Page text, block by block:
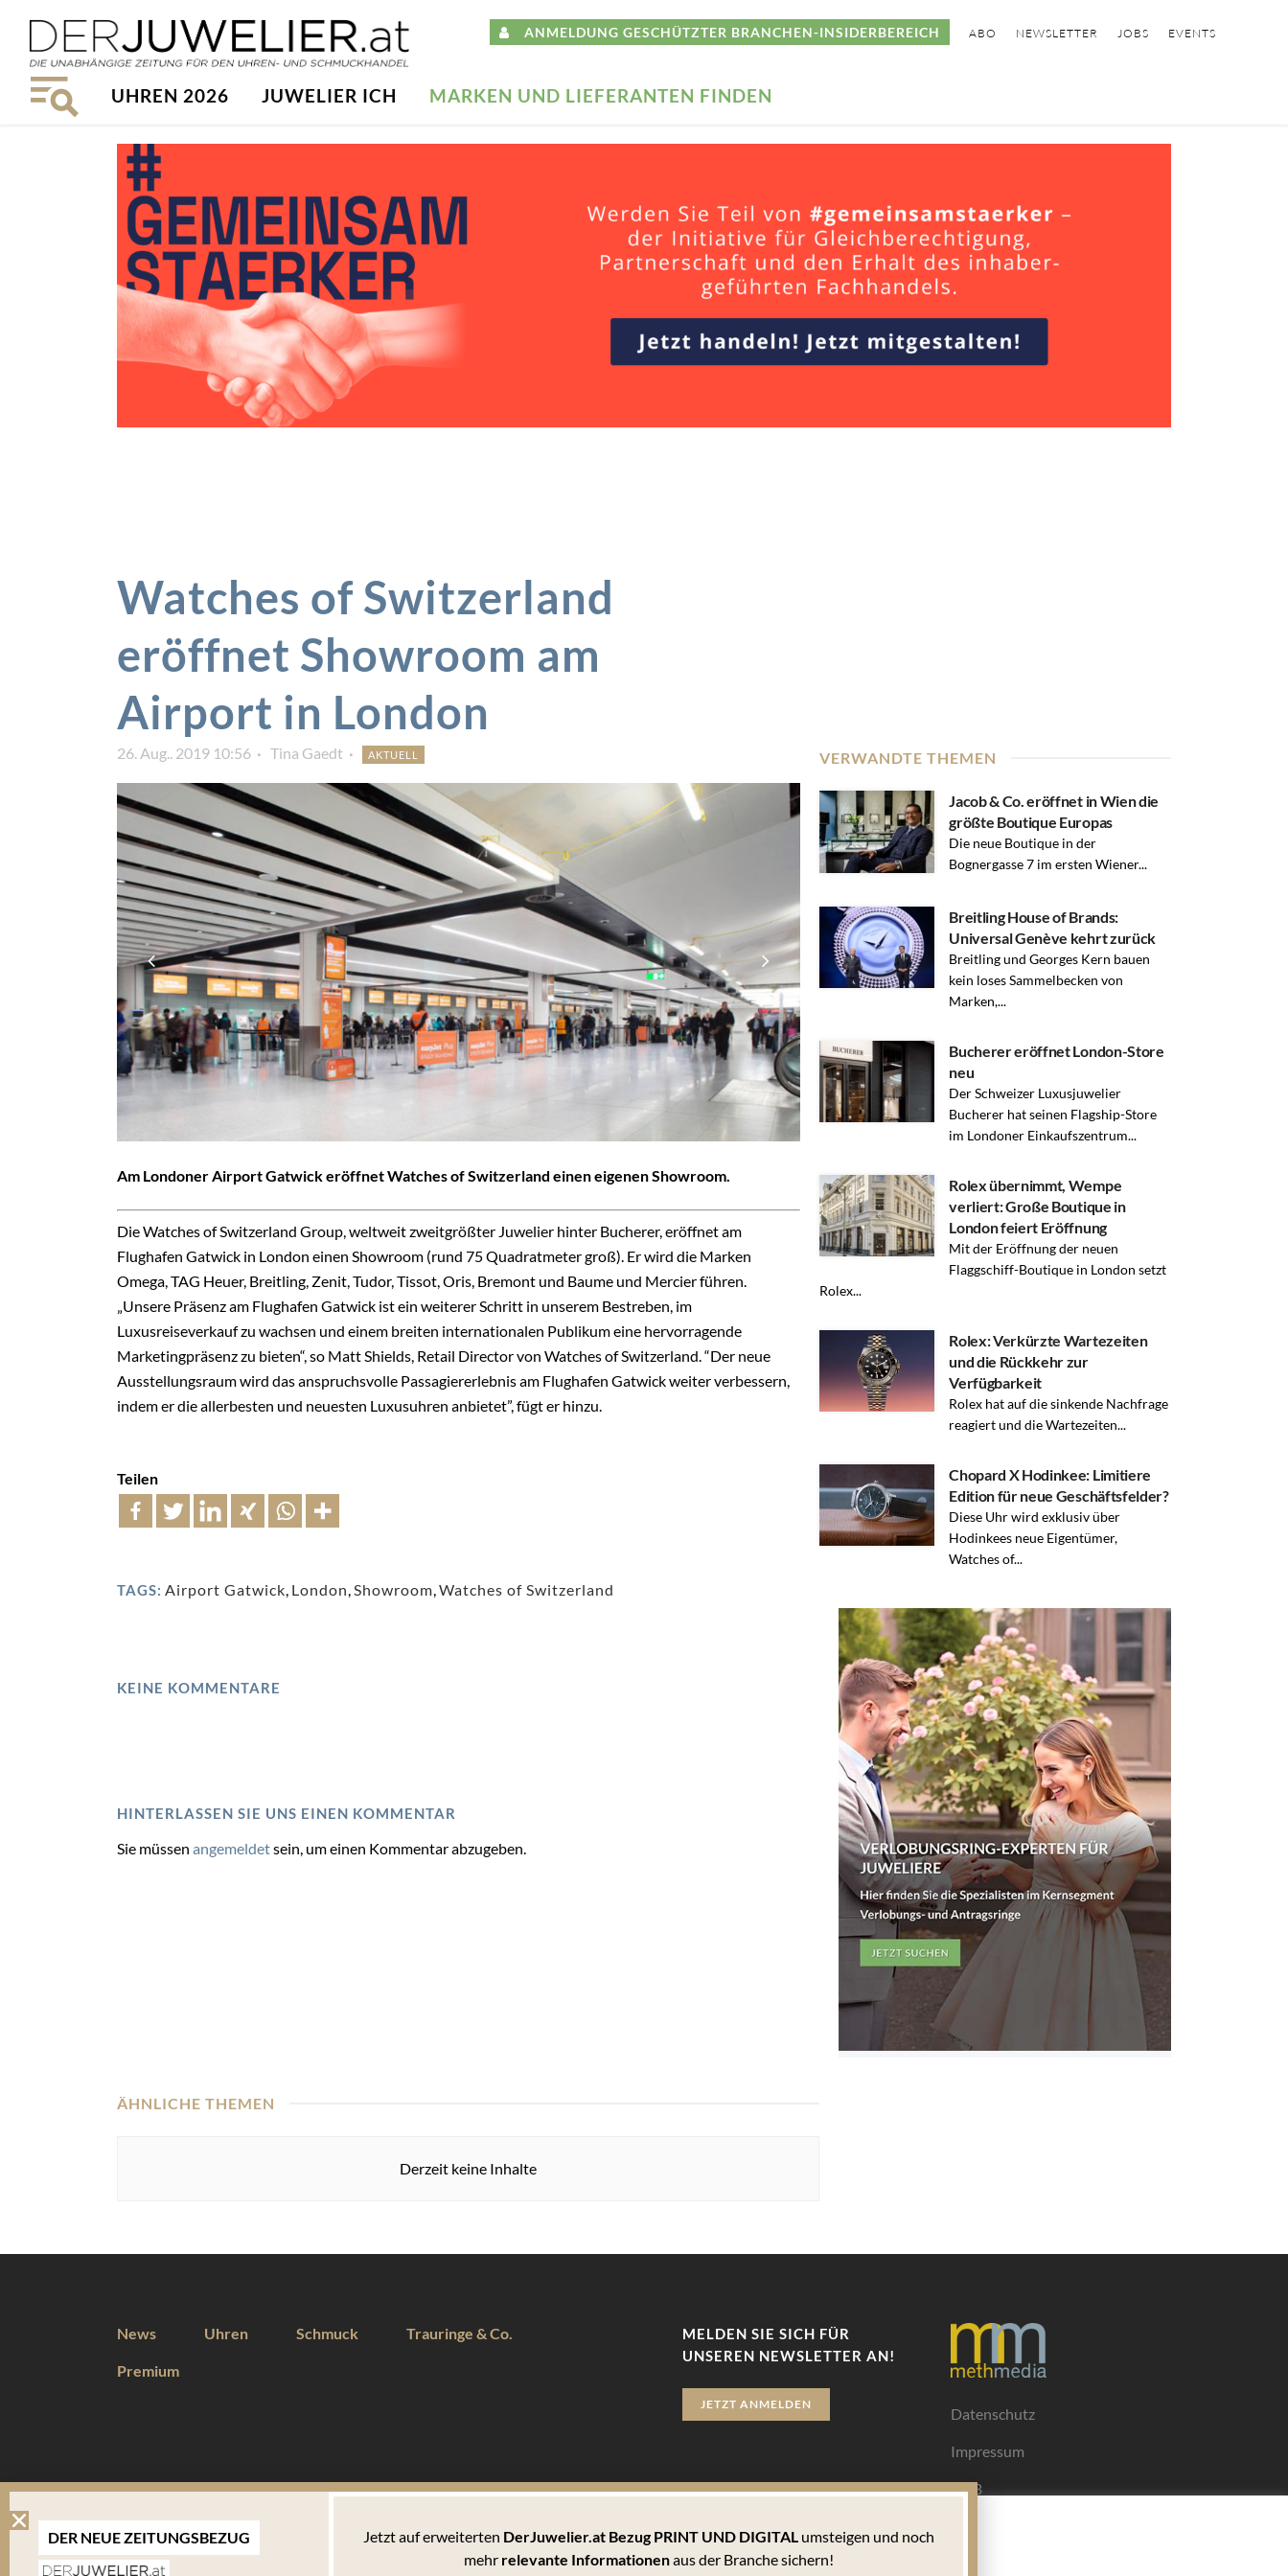
ANMELDUNG GESCHÜTZTER BRANCHEN-INSIDERBEREICH ABO NEWSLETTER JOBS EVENTS
UHREN 2026 JUWELIER ICH MARKEN UND LIEFERANTEN FINDEN
Watches of Switzerland
eröffnet Showroom am
Airport in London
26. Aug.. 2019 10:56 Tina Gaedt AKTUELL
Am Londoner Airport Gatwick eröffnet Watches of Switzerland einen eigenen Showroom.
Die Watches of Switzerland Group, weltweit zweitgrößter Juwelier hinter Bucherer, eröffnet am
Flughafen Gatwick in London einen Showroom (rund 75 Quadratmeter groß). Er wird die Marken
Omega, TAG Heuer, Breitling, Zenit, Tudor, Tissot, Oris, Bremont und Baume und Mercier führen.
„Unsere Präsenz am Flughafen Gatwick ist ein weiterer Schritt in unserem Bestreben, im
Luxusreiseverkauf zu wachsen und einem breiten internationalen Publikum eine hervorragende
Marketingpräsenz zu bieten“, so Matt Shields, Retail Director von Watches of Switzerland. “Der neue
Ausstellungsraum wird das anspruchsvolle Passagiererlebnis am Flughafen Gatwick weiter verbessern,
indem er die allerbesten und neuesten Luxusuhren anbietet”, fügt er hinzu.
Teilen
TAGS: Airport Gatwick, London,Showroom,Watches of Switzerland
KEINE KOMMENTARE
HINTERLASSEN SIE UNS EINEN KOMMENTAR
Sie müssen angemeldetsein, um einen Kommentar abzugeben.
VERWANDTE THEMEN
Jacob & Co. eröffnet in Wien die
größte Boutique Europas
Die neue Boutique in der
Bognergasse 7 im ersten Wiener...
Breitling House of Brands:
Universal Genève kehrt zurück
Breitling und Georges Kern bauen
kein loses Sammelbecken von
Marken,...
Bucherer eröffnet London-Store
neu
Der Schweizer Luxusjuwelier
Bucherer hat seinen Flagship-Store
im Londoner Einkaufszentrum...
Rolex übernimmt, Wempe
verliert: Große Boutique in
London feiert Eröffnung
Mit der Eröffnung der neuen
Flaggschiff-Boutique in London setzt
Rolex...
Rolex: Verkürzte Wartezeiten
und die Rückkehr zur
Verfügbarkeit
Rolex hat auf die sinkende Nachfrage
reagiert und die Wartezeiten...
Chopard X Hodinkee: Limitiere
Edition für neue Geschäftsfelder?
Diese Uhr wird exklusiv über
Hodinkees neue Eigentümer,
Watches of...
ÄHNLICHE THEMEN
Derzeit keine Inhalte
News Uhren Schmuck Trauringe & Co.
Premium
MELDEN SIE SICH FÜR
UNSEREN NEWSLETTER AN!
JETZT ANMELDEN
Datenschutz
Impressum
AGB
DIESE WEBSEITE VERWENDET COOKIES
Wir verwenden Cookies um Ihnen eine optimale Benutzererfahrung zu bieten. Hierbei handelt es sich um kleine Textdateien, die auf Ihrem
Endgerät abgelegt werden. Um die Website weiterhin zu nutzen, können Sie sämtlichen Cookies zustimmen oder unter den Einstellungen
DER NEUE ZEITUNGSBEZUG Jetzt auf erweiterten DerJuwelier.at Bezug PRINT UND DIGITALumsteigen und noch
mehr relevante Informationenaus der Branche sichern!